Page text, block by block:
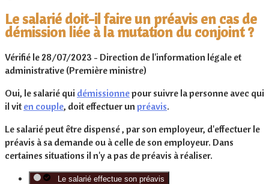
Le salarié doit-il faire un préavis en cas de
démission liée à la mutation du conjoint ?
Vérifié le 28/07/2023 - Direction de l'information légale et
administrative (Première ministre)
Oui, le salarié qui démissionnepour suivre la personne avec qui
il vit en couple, doit effectuer un préavis.
Le salarié peut être dispensé , par son employeur, d'effectuer le
préavis à sa demande ou à celle de son employeur. Dans
certaines situations il n'y a pas de préavis à réaliser.
Le salarié effectue son préavis